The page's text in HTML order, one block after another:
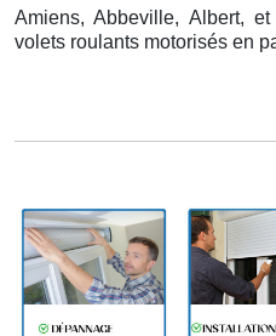
Amiens, Abbeville, Albert,
volets roulants motorisés en